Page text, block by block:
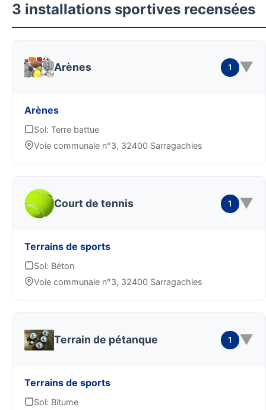
3 installations sportives recensées
Arènes 1 ▼
Arènes
Sol: Terre battue
Voie communale n°3, 32400 Sarragachies
Court de tennis 1 ▼
Terrains de sports
Sol: Béton
Voie communale n°3, 32400 Sarragachies
Terrain de pétanque 1 ▼
Terrains de sports
Sol: Bitume